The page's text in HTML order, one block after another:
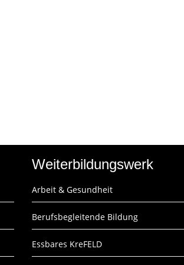
Weiterbildungswerk
Arbeit & Gesundheit
Berufsbegleitende Bildung
Essbares KreFELD